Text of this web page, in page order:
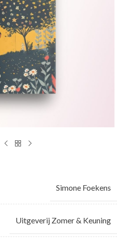
Simone Foekens
Uitgeverij Zomer & Keuning